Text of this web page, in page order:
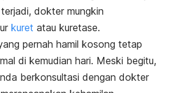
dokter mungkin
kuret atau kuretase.
pernah hamil kosong tetap
di kemudian hari. Meski begitu,
berkonsultasi dengan dokter